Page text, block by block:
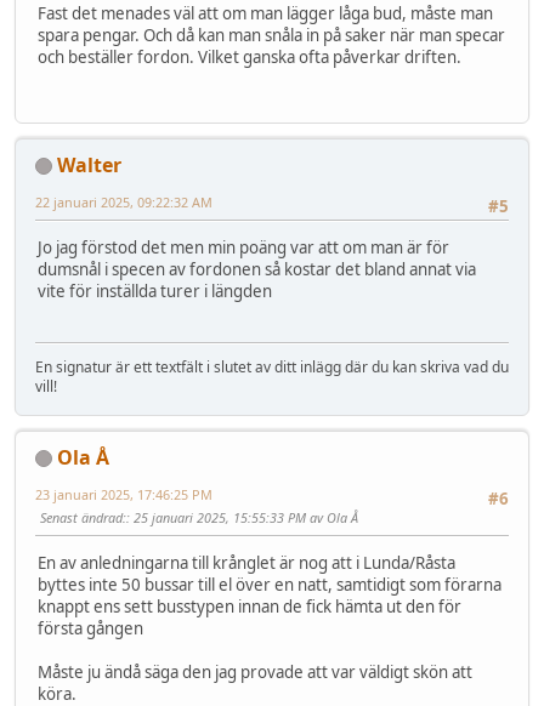
Fast det menades väl att om man lägger låga bud, måste man
spara pengar. Och då kan man snåla in på saker när man specar
och beställer fordon. Vilket ganska ofta påverkar driften.
Walter
#5
22 januari 2025, 09:22:32 AM
Jo jag förstod det men min poäng var att om man är för
dumsnål i specen av fordonen så kostar det bland annat via
vite för inställda turer i längden
En signatur är ett textfält i slutet av ditt inlägg där du kan skriva vad du
vill!
Ola Å
#6
23 januari 2025, 17:46:25 PM
Senast ändrad:: 25 januari 2025, 15:55:33 PM av Ola Å
En av anledningarna till krånglet är nog att i Lunda/Råsta
byttes inte 50 bussar till el över en natt, samtidigt som förarna
knappt ens sett busstypen innan de fick hämta ut den för
första gången
Måste ju ändå säga den jag provade att var väldigt skön att
köra.